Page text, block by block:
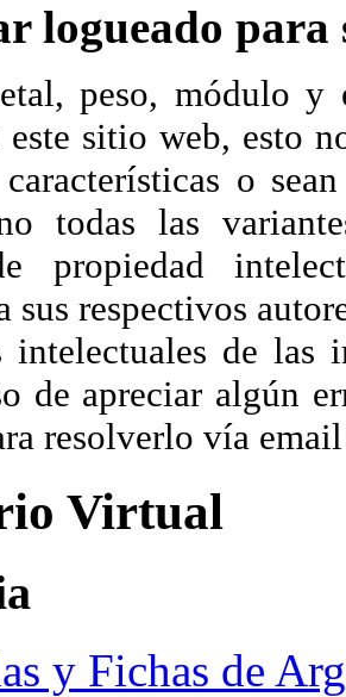
logueado
peso, módulo y
sitio web, esto
o
todas las
propiedad
sus respectivos
intelectuales de las
de apreciar algún
resolverlo vía
Virtual
y Fichas de